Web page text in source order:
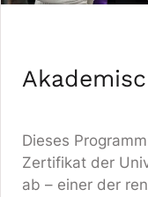
Dieses
Zertifikat der
ab – einer der